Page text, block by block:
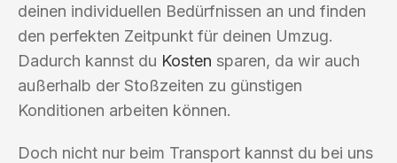
deinen individuellen Bedürfnissen an und finden
den perfekten Zeitpunkt für deinen Umzug.
Dadurch kannst du Kosten sparen, da wir auch
außerhalb der Stoßzeiten zu günstigen
Konditionen arbeiten können.
Doch nicht nur beim Transport kannst du bei uns